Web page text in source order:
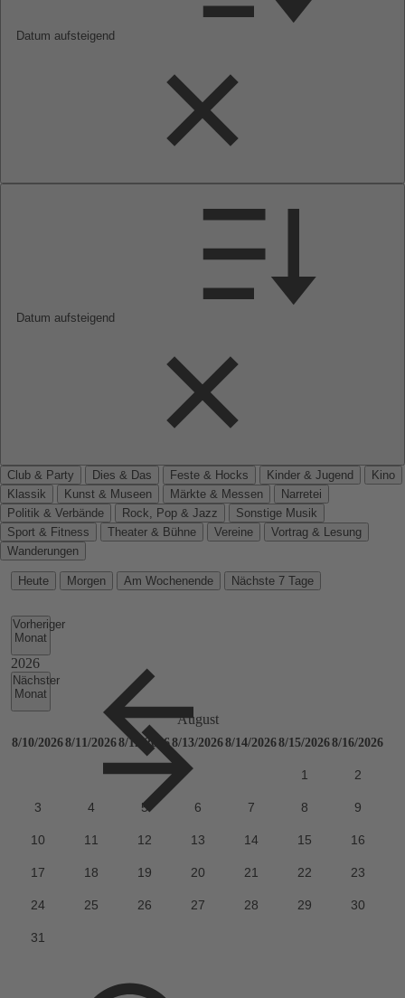
Datum aufsteigend
Datum aufsteigend
Club & Party Dies & Das Feste & Hocks Kinder & Jugend
Kino
Klassik
Kunst & Museen Märkte & Messen
Narretei
Politik & Verbände
Rock, Pop & Jazz
Sonstige Musik
Sport & Fitness
Theater & Bühne Vereine
Vortrag & Lesung
Wanderungen
Heute Morgen Am Wochenende Nächste 7 Tage
Vorheriger
Monat
Nächster
Monat